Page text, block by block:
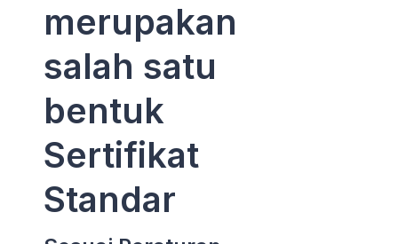
merupakan
salah satu
bentuk
Sertifikat
Standar